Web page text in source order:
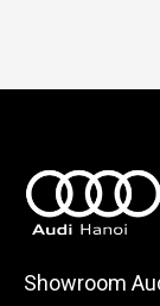
Showroom